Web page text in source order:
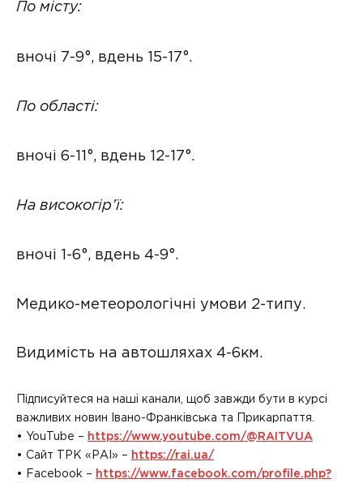
По місту:
вночі 7-9°, вдень 15-17°.
По області:
вночі 6-11°, вдень 12-17°.
На високогір’ї:
вночі 1-6°, вдень 4-9°.
Медико-метеорологічні умови 2-типу.
Видимість на автошляхах 4-6км.
Підписуйтеся на наші канали, щоб завжди бути в курсі
важливих новин Івано-Франківська та Прикарпаття.
• YouTube – https://www.youtube.com/@RAITVUA
• Сайт ТРК «РАІ» – https://rai.ua/
• Facebook – https://www.facebook.com/profile.php?